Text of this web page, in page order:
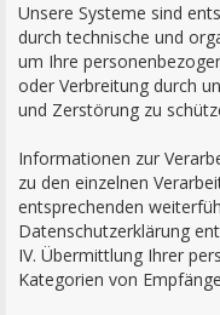
Unsere Systeme sind
durch technische und
um Ihre
oder Verbreitung durch
und Zerstörung zu
Informationen zur
zu den einzelnen
entsprechenden
Datenschutzerklärung
IV. Übermittlung Ihrer
Kategorien von